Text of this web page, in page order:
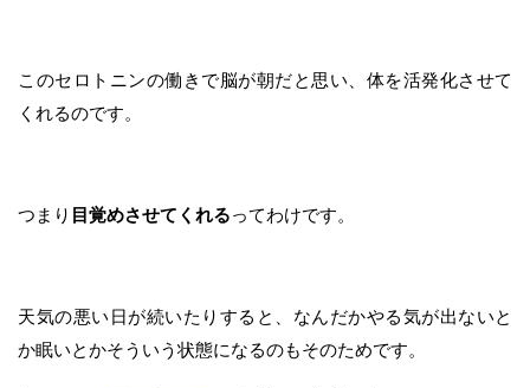
このセロトニンの働きで脳が朝だと思い、体を活発化させて
くれるのです。
つまり 目覚めさせてくれるってわけです。
天気の悪い日が続いたりすると、なんだかやる気が出ないと
か眠いとかそういう状態になるのもそのためです。